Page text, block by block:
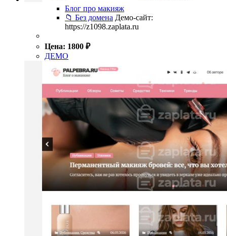
Блог про макияж
📁 Без домена Демо-сайт:
https://z1098.zaplata.ru
Цена: 1800 ₽
ДЕМО